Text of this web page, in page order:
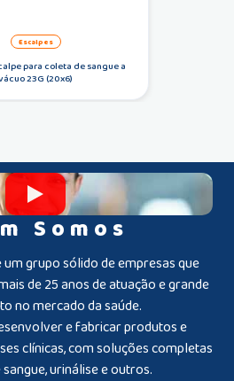
escalpes
23G (20x6)
Somos
grupo sólido de empresas que
de 25 anos de atuação e grande
no mercado da saúde.
e fabricar produtos e
clínicas, com soluções completas
urinálise e outros.